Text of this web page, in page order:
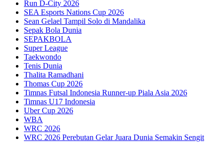
Run D-City 2026
SEA Esports Nations Cup 2026
Sean Gelael Tampil Solo di Mandalika
Sepak Bola Dunia
SEPAKBOLA
Super League
Taekwondo
Tenis Dunia
Thalita Ramadhani
Thomas Cup 2026
Timnas Futsal Indonesia Runner-up Piala Asia 2026
Timnas U17 Indonesia
Uber Cup 2026
WBA
WRC 2026
WRC 2026 Perebutan Gelar Juara Dunia Semakin Sengit